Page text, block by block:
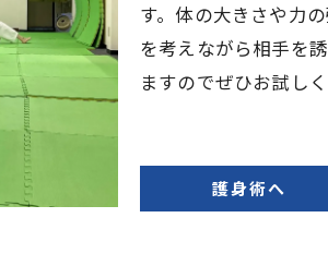
す。体の大きさや力
を考えながら相手を
ますのでぜひお試しく
護身術へ